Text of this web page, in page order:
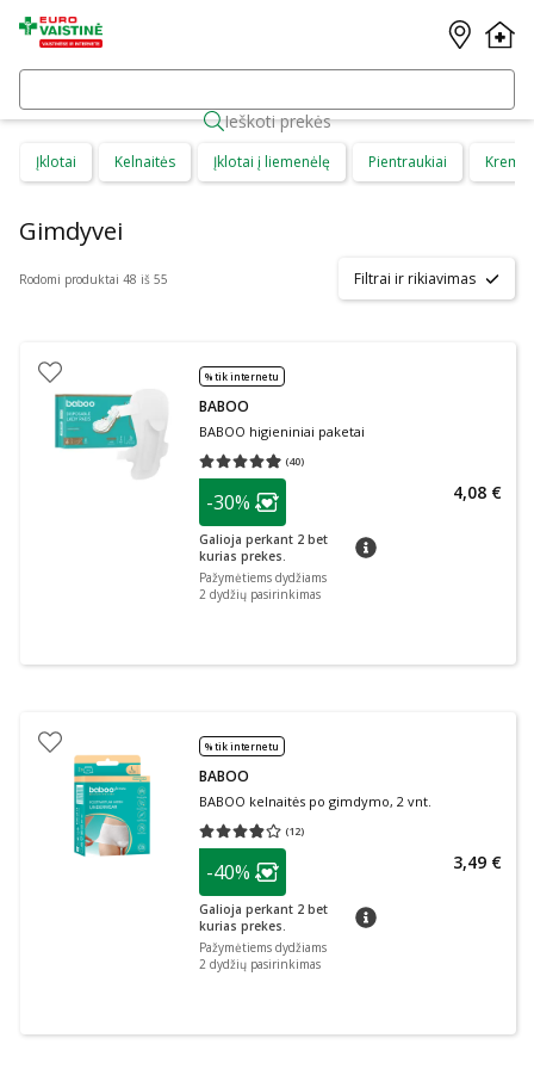
Ieškoti prekės
Įklotai Kelnaitės Įklotai į liemenėlę Pientraukiai
Gimdyvei
Rodomi produktai 48 iš 55 Filtrai ir rikiavimas
% tik internetu
BABOO
BABOO higieniniai paketai
(40)
Vidutinis įvertinimas 4.95
patarimas
Lojalumo klubo narių nuolaida
-30%
Galioja perkant 2 bet
kurias prekes.
patarimas
4,08 €
Pažymėtiems dydžiams
2 dydžių pasirinkimas
% tik internetu
BABOO
BABOO kelnaitės po gimdymo, 2 vnt.
(12)
Vidutinis įvertinimas 3.83
patarimas
Lojalumo klubo narių nuolaida
-40%
Galioja perkant 2 bet
kurias prekes.
patarimas
3,49 €
Pažymėtiems dydžiams
2 dydžių pasirinkimas